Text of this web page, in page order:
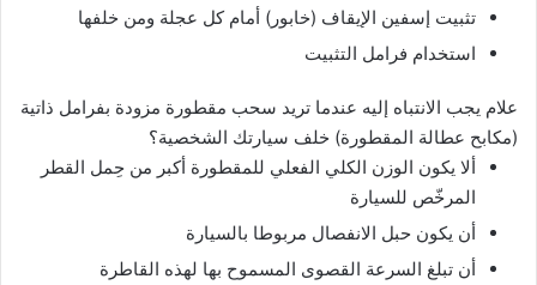
تثبيت إسفين الإيقاف (خابور) أمام كل عجلة ومن خلفها
استخدام فرامل التثبيت
علام يجب الانتباه إليه عندما تريد سحب مقطورة مزودة بفرامل ذاتية
(مكابح عطالة المقطورة) خلف سيارتك الشخصية؟
ألا يكون الوزن الكلي الفعلي للمقطورة أكبر من حِمل القطر
المرخّص للسيارة
أن يكون حبل الانفصال مربوطا بالسيارة
أن تبلغ السرعة القصوى المسموح بها لهذه القاطرة